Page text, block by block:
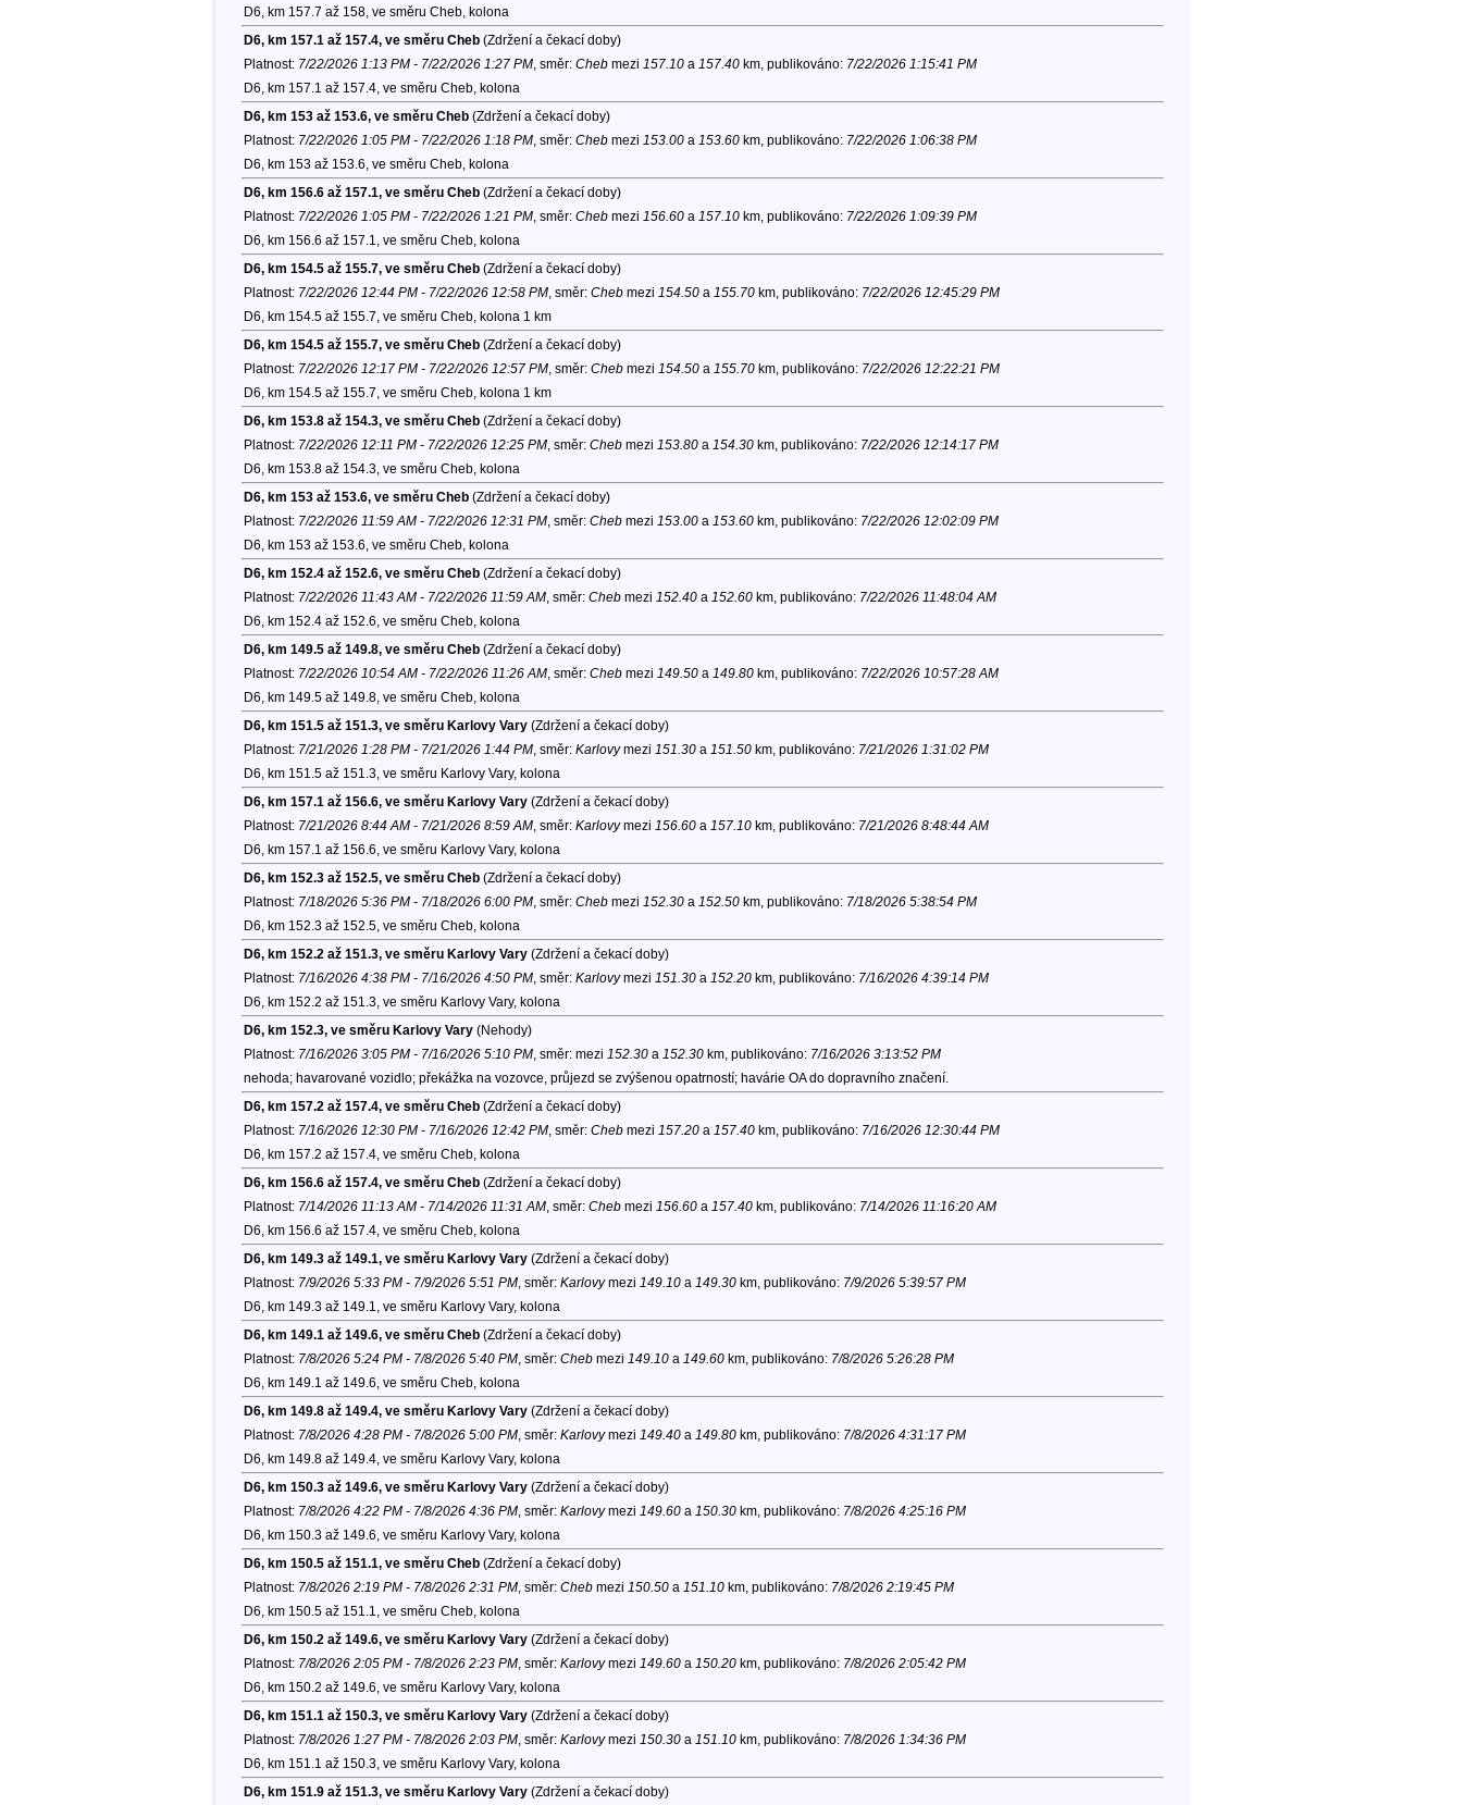
D6, km 157.7 až 158, ve směru Cheb, kolona
D6, km 157.1 až 157.4, ve směru Cheb(Zdržení a čekací doby)
Platnost: 7/22/2026 1:13 PM - 7/22/2026 1:27 PM, směr: Chebmezi 157.10a 157.40km, publikováno: 7/22/2026 1:15:41 PM
D6, km 157.1 až 157.4, ve směru Cheb, kolona
D6, km 153 až 153.6, ve směru Cheb(Zdržení a čekací doby)
Platnost: 7/22/2026 1:05 PM - 7/22/2026 1:18 PM, směr: Chebmezi 153.00a 153.60km, publikováno: 7/22/2026 1:06:38 PM
D6, km 153 až 153.6, ve směru Cheb, kolona
D6, km 156.6 až 157.1, ve směru Cheb(Zdržení a čekací doby)
Platnost: 7/22/2026 1:05 PM - 7/22/2026 1:21 PM, směr: Chebmezi 156.60a 157.10km, publikováno: 7/22/2026 1:09:39 PM
D6, km 156.6 až 157.1, ve směru Cheb, kolona
D6, km 154.5 až 155.7, ve směru Cheb(Zdržení a čekací doby)
Platnost: 7/22/2026 12:44 PM - 7/22/2026 12:58 PM, směr: Chebmezi 154.50a 155.70km, publikováno: 7/22/2026 12:45:29 PM
D6, km 154.5 až 155.7, ve směru Cheb, kolona 1 km
D6, km 154.5 až 155.7, ve směru Cheb(Zdržení a čekací doby)
Platnost: 7/22/2026 12:17 PM - 7/22/2026 12:57 PM, směr: Chebmezi 154.50a 155.70km, publikováno: 7/22/2026 12:22:21 PM
D6, km 154.5 až 155.7, ve směru Cheb, kolona 1 km
D6, km 153.8 až 154.3, ve směru Cheb(Zdržení a čekací doby)
Platnost: 7/22/2026 12:11 PM - 7/22/2026 12:25 PM, směr: Chebmezi 153.80a 154.30km, publikováno: 7/22/2026 12:14:17 PM
D6, km 153.8 až 154.3, ve směru Cheb, kolona
D6, km 153 až 153.6, ve směru Cheb(Zdržení a čekací doby)
Platnost: 7/22/2026 11:59 AM - 7/22/2026 12:31 PM, směr: Chebmezi 153.00a 153.60km, publikováno: 7/22/2026 12:02:09 PM
D6, km 153 až 153.6, ve směru Cheb, kolona
D6, km 152.4 až 152.6, ve směru Cheb(Zdržení a čekací doby)
Platnost: 7/22/2026 11:43 AM - 7/22/2026 11:59 AM, směr: Chebmezi 152.40a 152.60km, publikováno: 7/22/2026 11:48:04 AM
D6, km 152.4 až 152.6, ve směru Cheb, kolona
D6, km 149.5 až 149.8, ve směru Cheb(Zdržení a čekací doby)
Platnost: 7/22/2026 10:54 AM - 7/22/2026 11:26 AM, směr: Chebmezi 149.50a 149.80km, publikováno: 7/22/2026 10:57:28 AM
D6, km 149.5 až 149.8, ve směru Cheb, kolona
D6, km 151.5 až 151.3, ve směru Karlovy Vary(Zdržení a čekací doby)
Platnost: 7/21/2026 1:28 PM - 7/21/2026 1:44 PM, směr: Karlovymezi 151.30a 151.50km, publikováno: 7/21/2026 1:31:02 PM
D6, km 151.5 až 151.3, ve směru Karlovy Vary, kolona
D6, km 157.1 až 156.6, ve směru Karlovy Vary(Zdržení a čekací doby)
Platnost: 7/21/2026 8:44 AM - 7/21/2026 8:59 AM, směr: Karlovymezi 156.60a 157.10km, publikováno: 7/21/2026 8:48:44 AM
D6, km 157.1 až 156.6, ve směru Karlovy Vary, kolona
D6, km 152.3 až 152.5, ve směru Cheb(Zdržení a čekací doby)
Platnost: 7/18/2026 5:36 PM - 7/18/2026 6:00 PM, směr: Chebmezi 152.30a 152.50km, publikováno: 7/18/2026 5:38:54 PM
D6, km 152.3 až 152.5, ve směru Cheb, kolona
D6, km 152.2 až 151.3, ve směru Karlovy Vary(Zdržení a čekací doby)
Platnost: 7/16/2026 4:38 PM - 7/16/2026 4:50 PM, směr: Karlovymezi 151.30a 152.20km, publikováno: 7/16/2026 4:39:14 PM
D6, km 152.2 až 151.3, ve směru Karlovy Vary, kolona
D6, km 152.3, ve směru Karlovy Vary(Nehody)
Platnost: 7/16/2026 3:05 PM - 7/16/2026 5:10 PM, směr: mezi 152.30a 152.30km, publikováno: 7/16/2026 3:13:52 PM
nehoda; havarované vozidlo; překážka na vozovce, průjezd se zvýšenou opatrností; havárie OA do dopravního značení.
D6, km 157.2 až 157.4, ve směru Cheb(Zdržení a čekací doby)
Platnost: 7/16/2026 12:30 PM - 7/16/2026 12:42 PM, směr: Chebmezi 157.20a 157.40km, publikováno: 7/16/2026 12:30:44 PM
D6, km 157.2 až 157.4, ve směru Cheb, kolona
D6, km 156.6 až 157.4, ve směru Cheb(Zdržení a čekací doby)
Platnost: 7/14/2026 11:13 AM - 7/14/2026 11:31 AM, směr: Chebmezi 156.60a 157.40km, publikováno: 7/14/2026 11:16:20 AM
D6, km 156.6 až 157.4, ve směru Cheb, kolona
D6, km 149.3 až 149.1, ve směru Karlovy Vary(Zdržení a čekací doby)
Platnost: 7/9/2026 5:33 PM - 7/9/2026 5:51 PM, směr: Karlovymezi 149.10a 149.30km, publikováno: 7/9/2026 5:39:57 PM
D6, km 149.3 až 149.1, ve směru Karlovy Vary, kolona
D6, km 149.1 až 149.6, ve směru Cheb(Zdržení a čekací doby)
Platnost: 7/8/2026 5:24 PM - 7/8/2026 5:40 PM, směr: Chebmezi 149.10a 149.60km, publikováno: 7/8/2026 5:26:28 PM
D6, km 149.1 až 149.6, ve směru Cheb, kolona
D6, km 149.8 až 149.4, ve směru Karlovy Vary(Zdržení a čekací doby)
Platnost: 7/8/2026 4:28 PM - 7/8/2026 5:00 PM, směr: Karlovymezi 149.40a 149.80km, publikováno: 7/8/2026 4:31:17 PM
D6, km 149.8 až 149.4, ve směru Karlovy Vary, kolona
D6, km 150.3 až 149.6, ve směru Karlovy Vary(Zdržení a čekací doby)
Platnost: 7/8/2026 4:22 PM - 7/8/2026 4:36 PM, směr: Karlovymezi 149.60a 150.30km, publikováno: 7/8/2026 4:25:16 PM
D6, km 150.3 až 149.6, ve směru Karlovy Vary, kolona
D6, km 150.5 až 151.1, ve směru Cheb(Zdržení a čekací doby)
Platnost: 7/8/2026 2:19 PM - 7/8/2026 2:31 PM, směr: Chebmezi 150.50a 151.10km, publikováno: 7/8/2026 2:19:45 PM
D6, km 150.5 až 151.1, ve směru Cheb, kolona
D6, km 150.2 až 149.6, ve směru Karlovy Vary(Zdržení a čekací doby)
Platnost: 7/8/2026 2:05 PM - 7/8/2026 2:23 PM, směr: Karlovymezi 149.60a 150.20km, publikováno: 7/8/2026 2:05:42 PM
D6, km 150.2 až 149.6, ve směru Karlovy Vary, kolona
D6, km 151.1 až 150.3, ve směru Karlovy Vary(Zdržení a čekací doby)
Platnost: 7/8/2026 1:27 PM - 7/8/2026 2:03 PM, směr: Karlovymezi 150.30a 151.10km, publikováno: 7/8/2026 1:34:36 PM
D6, km 151.1 až 150.3, ve směru Karlovy Vary, kolona
D6, km 151.9 až 151.3, ve směru Karlovy Vary(Zdržení a čekací doby)